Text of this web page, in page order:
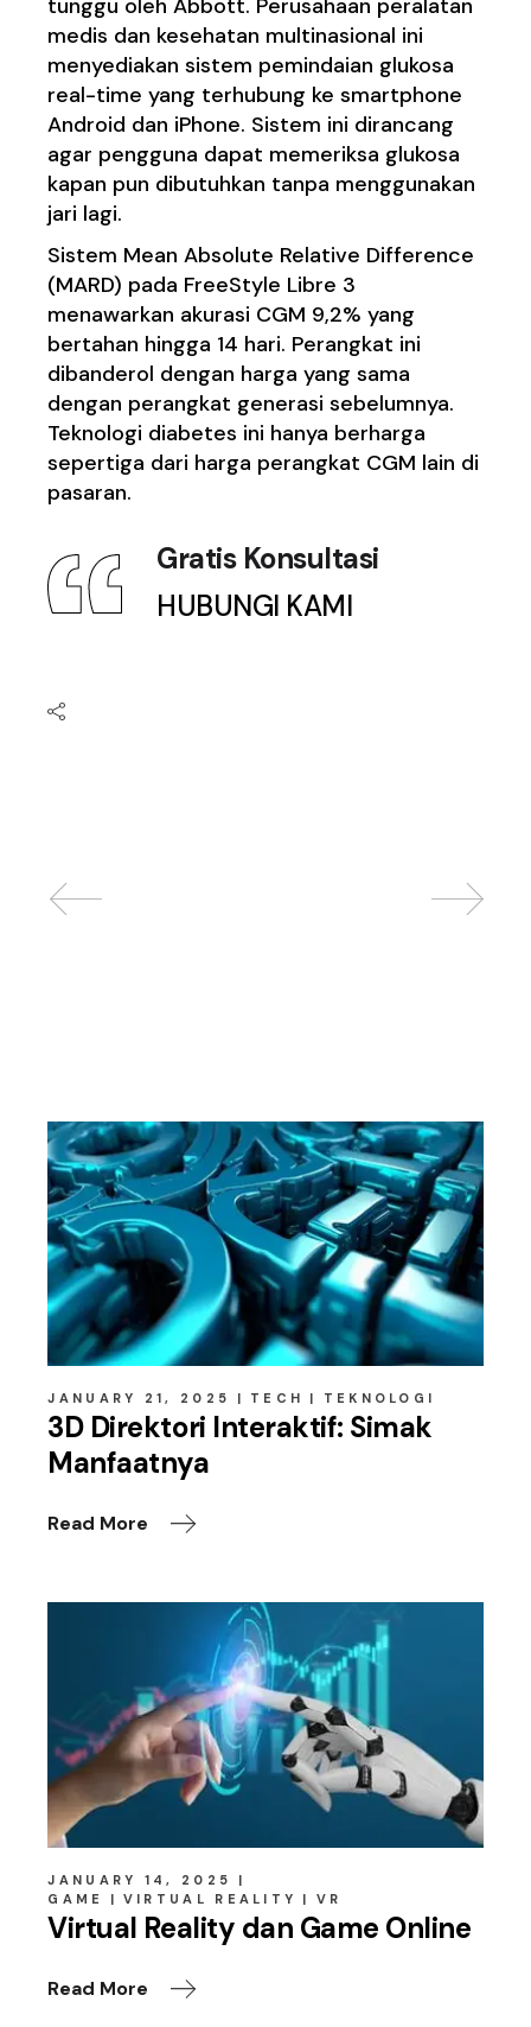
medis dan kesehatan multinasional ini
menyediakan sistem pemindaian glukosa
real-time yang terhubung ke smartphone
Android dan iPhone. Sistem ini dirancang
agar pengguna dapat memeriksa glukosa
kapan pun dibutuhkan tanpa menggunakan
jari lagi.
Sistem Mean Absolute Relative Difference
(MARD) pada FreeStyle Libre 3
menawarkan akurasi CGM 9,2% yang
bertahan hingga 14 hari. Perangkat ini
dibanderol dengan harga yang sama
dengan perangkat generasi sebelumnya.
Teknologi diabetes ini hanya berharga
sepertiga dari harga perangkat CGM lain di
pasaran.
Gratis Konsultasi
HUBUNGI KAMI
JANUARY 21, 2025 TECH TEKNOLOGI
3D Direktori Interaktif: Simak
Manfaatnya
Read More
JANUARY 14, 2025
GAME
VIRTUAL REALITY VR
Virtual Reality dan Game Online
Read More